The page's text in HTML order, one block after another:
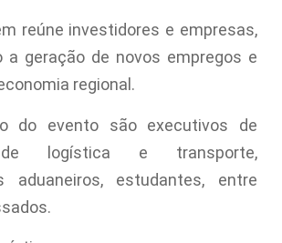
reúne investidores e empresas,
a geração de novos empregos e
regional.
do evento são executivos de
de logística e transporte,
aduaneiros, estudantes, entre